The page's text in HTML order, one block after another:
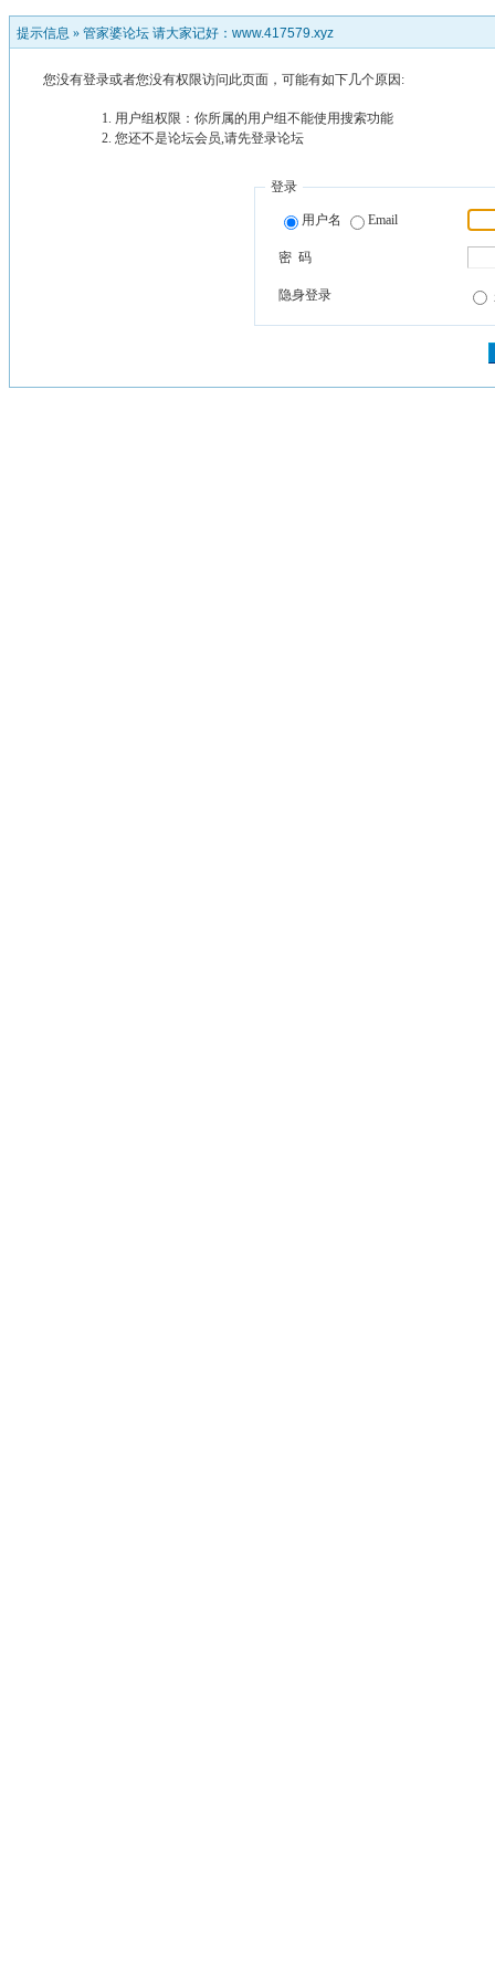
提示信息 » 管家婆论坛 请大家记好：www.417579.xyz
您没有登录或者您没有权限访问此页面，可能有如下几个原因:
用户组权限：你所属的用户组不能使用搜索功能
您还不是论坛会员,请先登录论坛
登录
用户名 Email
密 码
隐身登录